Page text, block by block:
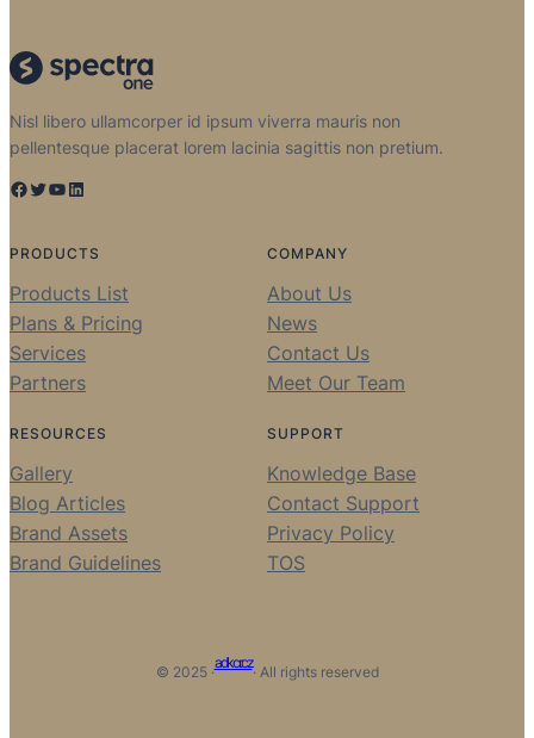
Nisl libero ullamcorper id ipsum viverra mauris non
pellentesque placerat lorem lacinia sagittis non pretium.
Facebook Twitter YouTube LinkedIn
PRODUCTS
Products List
Plans & Pricing
Services
Partners
COMPANY
About Us
News
Contact Us
Meet Our Team
RESOURCES
Gallery
Blog Articles
Brand Assets
Brand Guidelines
SUPPORT
Knowledge Base
Contact Support
Privacy Policy
TOS
© 2025 ·
adkcr.cz
· All rights reserved